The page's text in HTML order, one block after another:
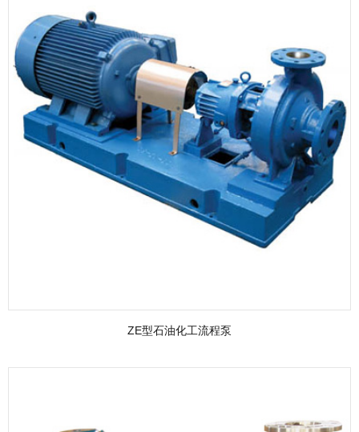
ZE型石油化工流程泵